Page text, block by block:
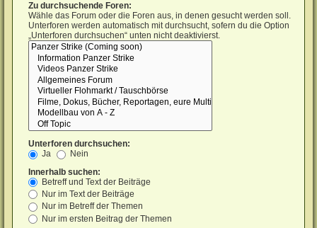
Zu durchsuchende Foren:
Wähle das Forum oder die Foren aus, in denen gesucht werden soll.
Unterforen werden automatisch mit durchsucht, sofern du die Option
„Unterforen durchsuchen“ unten nicht deaktivierst.
Unterforen durchsuchen:
Ja
Nein
Innerhalb suchen:
Betreff und Text der Beiträge
Nur im Text der Beiträge
Nur im Betreff der Themen
Nur im ersten Beitrag der Themen